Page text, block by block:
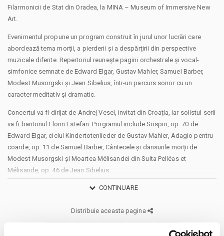
Filarmonicii de Stat din Oradea, la MINA – Museum of Immersive New
Art.
Evenimentul propune un program construit în jurul unor lucrări care
abordează tema morții, a pierderii și a despărțirii din perspective
muzicale diferite. Repertoriul reunește pagini orchestrale și vocal-
simfonice semnate de Edward Elgar, Gustav Mahler, Samuel Barber,
Modest Musorgski și Jean Sibelius, într-un parcurs sonor cu un
caracter meditativ și dramatic.
Concertul va fi dirijat de Andrej Vesel, invitat din Croația, iar solistul serii
va fi baritonul Florin Estefan. Programul include Sospiri, op. 70 de
Edward Elgar, ciclul Kindertotenlieder de Gustav Mahler, Adagio pentru
coarde, op. 11 de Samuel Barber, Cântecele și dansurile morții de
Modest Musorgski și Moartea Mélisandei din Suita Pelléas et
Mélisande, op. 46 de Jean Sibelius.
CONTINUARE
Distribuie aceasta pagina